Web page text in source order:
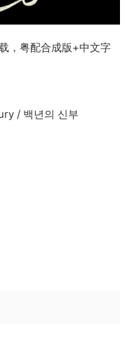
，粤配合成版+中文字
/ 백년의 신부